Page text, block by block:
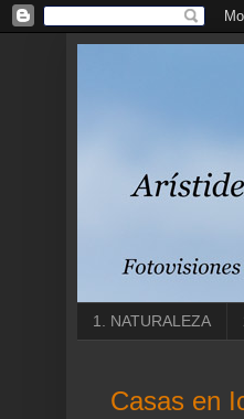
1. NATURALEZA
Casas en